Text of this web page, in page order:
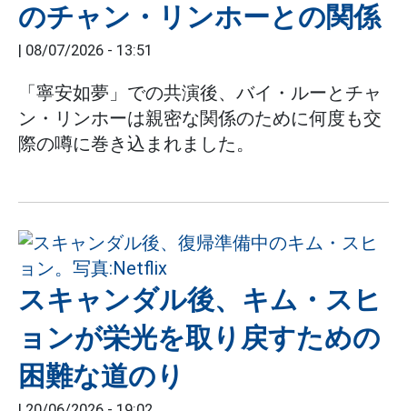
のチャン・リンホーとの関係
| 08/07/2026 - 13:51
「寧安如夢」での共演後、バイ・ルーとチャ
ン・リンホーは親密な関係のために何度も交
際の噂に巻き込まれました。
スキャンダル後、キム・スヒ
ョンが栄光を取り戻すための
困難な道のり